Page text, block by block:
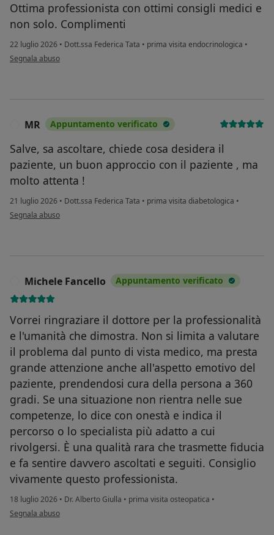
Ottima professionista con ottimi consigli medici e
non solo. Complimenti
22 luglio 2026 • Dott.ssa Federica Tata • prima visita endocrinologica •
secondo l'opinione dell'utente M.M
Segnala abuso
MR Appuntamento verificato
Salve, sa ascoltare, chiede cosa desidera il
paziente, un buon approccio con il paziente , ma
molto attenta !
21 luglio 2026 • Dott.ssa Federica Tata • prima visita diabetologica •
secondo l'opinione dell'utente MR
Segnala abuso
Michele Fancello Appuntamento verificato
Vorrei ringraziare il dottore per la professionalità
e l'umanità che dimostra. Non si limita a valutare
il problema dal punto di vista medico, ma presta
grande attenzione anche all'aspetto emotivo del
paziente, prendendosi cura della persona a 360
gradi. Se una situazione non rientra nelle sue
competenze, lo dice con onestà e indica il
percorso o lo specialista più adatto a cui
rivolgersi. È una qualità rara che trasmette fiducia
e fa sentire davvero ascoltati e seguiti. Consiglio
vivamente questo professionista.
18 luglio 2026 • Dr. Alberto Giulla • prima visita osteopatica •
secondo l'opinione dell'utente Michele Fancello
Segnala abuso